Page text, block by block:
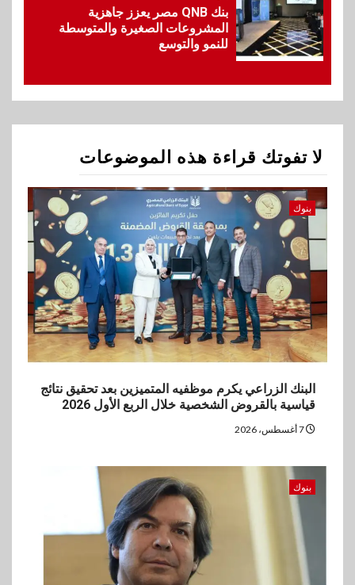
بالقروض الشخصية خلال الربع
الأول 2026
بنوك
إنتيسا سان باولو تحقق 5.6 مليار
اخبار
غرفة القاهرة تنظم ندوة إلكترونية
لدعم الصادرات وتحقيق
مستهدفات رؤية مصر 2030
بنوك
بنك مصر يشارك في فعالية اليوم
العالمي للشباب ويقدم العديد من
العروض المجانية
5
بنوك
بنك QNB مصر يعزز جاهزية
المشروعات الصغيرة والمتوسطة
للنمو والتوسع
لا تفوتك قراءة هذه الموضوعات
بنوك
البنك الزراعي يكرم موظفيه المتميزين بعد تحقيق نتائج
قياسية بالقروض الشخصية خلال الربع الأول 2026
بنوك